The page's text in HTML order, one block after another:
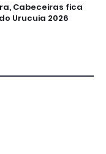
Cabeceiras fica
Urucuia 2026